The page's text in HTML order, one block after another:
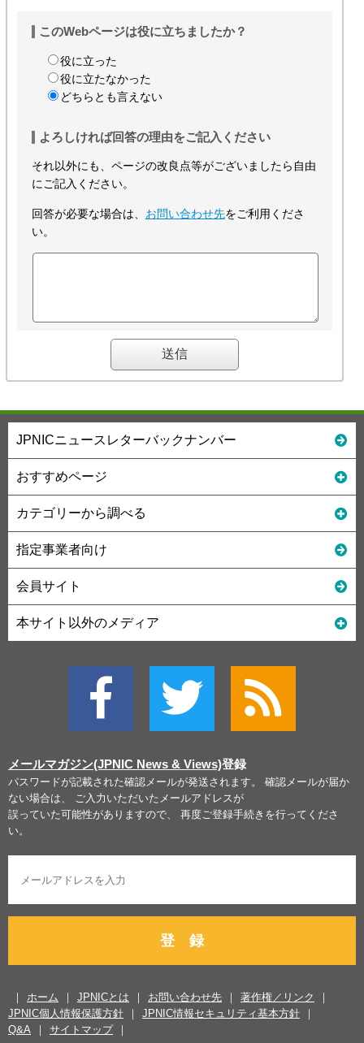
このWebページは役に立ちましたか？
役に立った
役に立たなかった
どちらとも言えない
よろしければ回答の理由をご記入ください
それ以外にも、ページの改良点等がございましたら自由
にご記入ください。
回答が必要な場合は、 お問い合わせ先をご利用くださ
い。
JPNICニュースレターバックナンバー
おすすめページ
カテゴリーから調べる
指定事業者向け
会員サイト
本サイト以外のメディア
メールマガジン(JPNIC News & Views)登録
パスワードが記載された確認メールが発送されます。 確認メールが届か
ない場合は、 ご入力いただいたメールアドレスが
誤っていた可能性がありますので、 再度ご登録手続きを行ってくださ
い。
登 録
ホーム JPNICとは お問い合わせ先
著作権／リンク
JPNIC個人情報保護方針
JPNIC情報セキュリティ基本方針
Q&A
サイトマップ